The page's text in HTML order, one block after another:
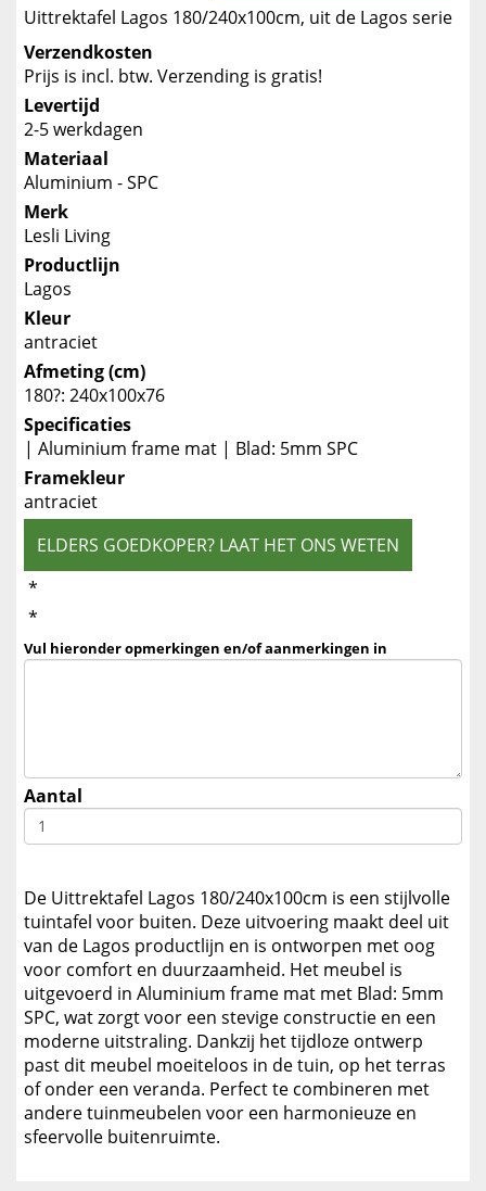
Uittrektafel Lagos 180/240x100cm, uit de Lagos serie
Verzendkosten
Prijs is incl. btw. Verzending is gratis!
Levertijd
2-5 werkdagen
Materiaal
Aluminium - SPC
Merk
Lesli Living
Productlijn
Lagos
Kleur
antraciet
Afmeting (cm)
180?: 240x100x76
Specificaties
| Aluminium frame mat | Blad: 5mm SPC
Framekleur
antraciet
ELDERS GOEDKOPER? LAAT HET ONS WETEN
*
*
Vul hieronder opmerkingen en/of aanmerkingen in
Aantal
De Uittrektafel Lagos 180/240x100cm is een stijlvolle
tuintafel voor buiten. Deze uitvoering maakt deel uit
van de Lagos productlijn en is ontworpen met oog
voor comfort en duurzaamheid. Het meubel is
uitgevoerd in Aluminium frame mat met Blad: 5mm
SPC, wat zorgt voor een stevige constructie en een
moderne uitstraling. Dankzij het tijdloze ontwerp
past dit meubel moeiteloos in de tuin, op het terras
of onder een veranda. Perfect te combineren met
andere tuinmeubelen voor een harmonieuze en
sfeervolle buitenruimte.